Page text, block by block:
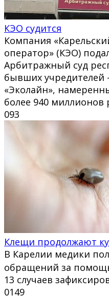
КЭО судится
Компания
оператор» (КЭО)
Арбитражный суд
бывших учредителей
«Эколайн»,
более 940 миллионов
093
Клещи продолжают
В Карелии медики
обращений за
13 случаев
0149